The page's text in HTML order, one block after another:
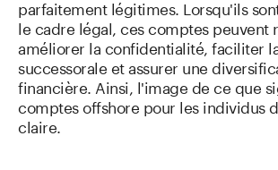
parfaitement légitimes. Lorsqu'ils
le cadre légal, ces comptes peuvent
améliorer la confidentialité, faciliter
successorale et assurer une
financière. Ainsi, l'image de ce que
comptes offshore pour les individus
claire.